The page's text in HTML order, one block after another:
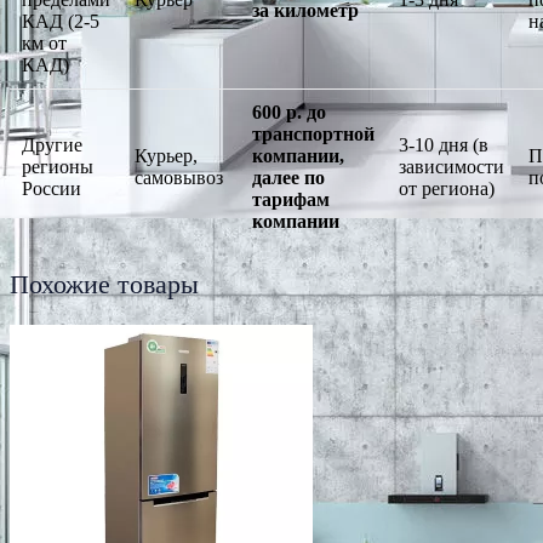
КАД (2-5
км от
КАД)
за километр
Другие
регионы
России
Курьер,
самовывоз
600 р. до
транспортной
компании,
далее по
тарифам
компании
3-10 дня (в
зависимости
от региона)
Похожие товары